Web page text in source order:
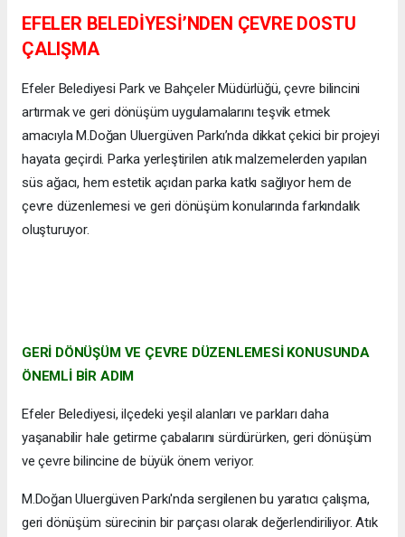
EFELER BELEDİYESİ’NDEN ÇEVRE DOSTU
ÇALIŞMA
Efeler Belediyesi Park ve Bahçeler Müdürlüğü, çevre bilincini
artırmak ve geri dönüşüm uygulamalarını teşvik etmek
amacıyla M.Doğan Uluergüven Parkı’nda dikkat çekici bir projeyi
hayata geçirdi. Parka yerleştirilen atık malzemelerden yapılan
süs ağacı, hem estetik açıdan parka katkı sağlıyor hem de
çevre düzenlemesi ve geri dönüşüm konularında farkındalık
oluşturuyor.
GERİ DÖNÜŞÜM VE ÇEVRE DÜZENLEMESİ KONUSUNDA
ÖNEMLİ BİR ADIM
Efeler Belediyesi, ilçedeki yeşil alanları ve parkları daha
yaşanabilir hale getirme çabalarını sürdürürken, geri dönüşüm
ve çevre bilincine de büyük önem veriyor.
M.Doğan Uluergüven Parkı'nda sergilenen bu yaratıcı çalışma,
geri dönüşüm sürecinin bir parçası olarak değerlendiriliyor. Atık